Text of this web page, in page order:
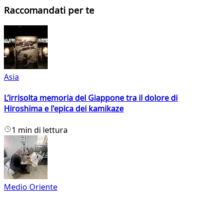
Raccomandati per te
Asia
L’irrisolta memoria del Giappone tra il dolore di
Hiroshima e l'epica dei kamikaze
1 min di lettura
Medio Oriente